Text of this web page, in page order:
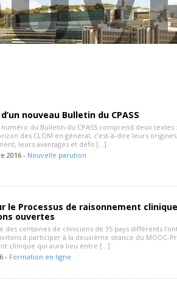
nouveau Bulletin du CPASS
du Bulletin du CPASS comprend deux textes
des CLOM en général, c’est-à-dire leurs
leurs avantages et défis […]
2016 - Nouvelle parution
le Processus de raisonnement
ouvertes
des centaines de cliniciens de 35 pays différents
à participer à la deuxième séance du MOOC-
clinique qui aura lieu entre […]
- Formation en ligne